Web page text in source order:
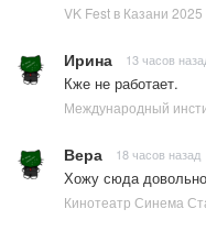
VK Fest в Казани 2025
Ирина 13 часов
Кже не работает.
Международный
Вера 18 часов назад
Хожу сюда
Кинотеатр Синема